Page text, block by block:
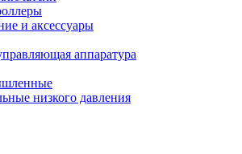
и аксессуары
аппаратура
низкого давления